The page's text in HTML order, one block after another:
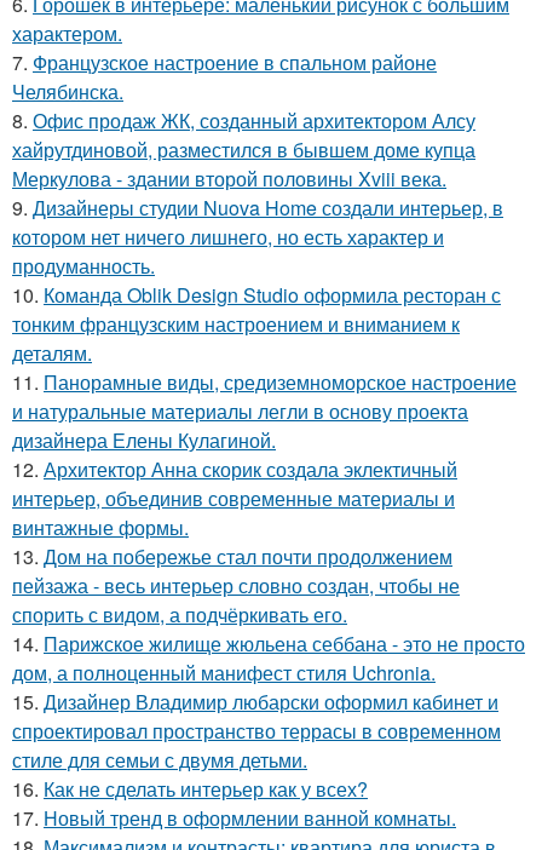
характером.
7. Французское настроение в спальном районе
Челябинска.
8. Офис продаж ЖК, созданный архитектором Алсу
хайрутдиновой, разместился в бывшем доме купца
Меркулова - здании второй половины Xviii века.
9. Дизайнеры студии Nuova Home создали интерьер, в
котором нет ничего лишнего, но есть характер и
продуманность.
10. Команда Oblik Design Studio оформила ресторан с
тонким французским настроением и вниманием к
деталям.
11. Панорамные виды, средиземноморское настроение
и натуральные материалы легли в основу проекта
дизайнера Елены Кулагиной.
12. Архитектор Анна скорик создала эклектичный
интерьер, объединив современные материалы и
винтажные формы.
13. Дом на побережье стал почти продолжением
пейзажа - весь интерьер словно создан, чтобы не
спорить с видом, а подчёркивать его.
14. Парижское жилище жюльена себбана - это не просто
дом, а полноценный манифест стиля Uchronia.
15. Дизайнер Владимир любарски оформил кабинет и
спроектировал пространство террасы в современном
стиле для семьи с двумя детьми.
16. Как не сделать интерьер как у всех?
17. Новый тренд в оформлении ванной комнаты.